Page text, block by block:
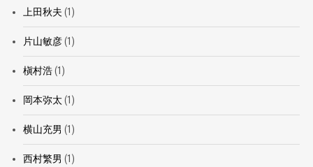
上田秋夫 (1)
片山敏彦(1)
槇村浩(1)
岡本弥太 (1)
横山充男 (1)
西村繁男 (1)